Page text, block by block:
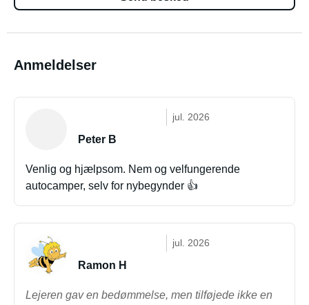
Anmeldelser
jul. 2026
Peter B
Venlig og hjælpsom. Nem og velfungerende
autocamper, selv for nybegynder 👍
jul. 2026
Ramon H
Lejeren gav en bedømmelse, men tilføjede ikke en